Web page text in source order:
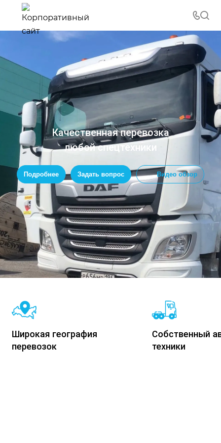
Качественная перевозка
любой спецтехники
Подробнее Задать вопрос Видео обзор
Широкая география
перевозок
Собственный
техники